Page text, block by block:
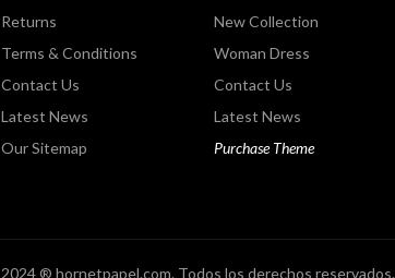
Returns
Terms & Conditions
Contact Us
Latest News
Our Sitemap
New Collection
Woman Dress
Contact Us
Latest News
Purchase Theme
2024 ® hornetpapel.com. Todos los derechos reservados.